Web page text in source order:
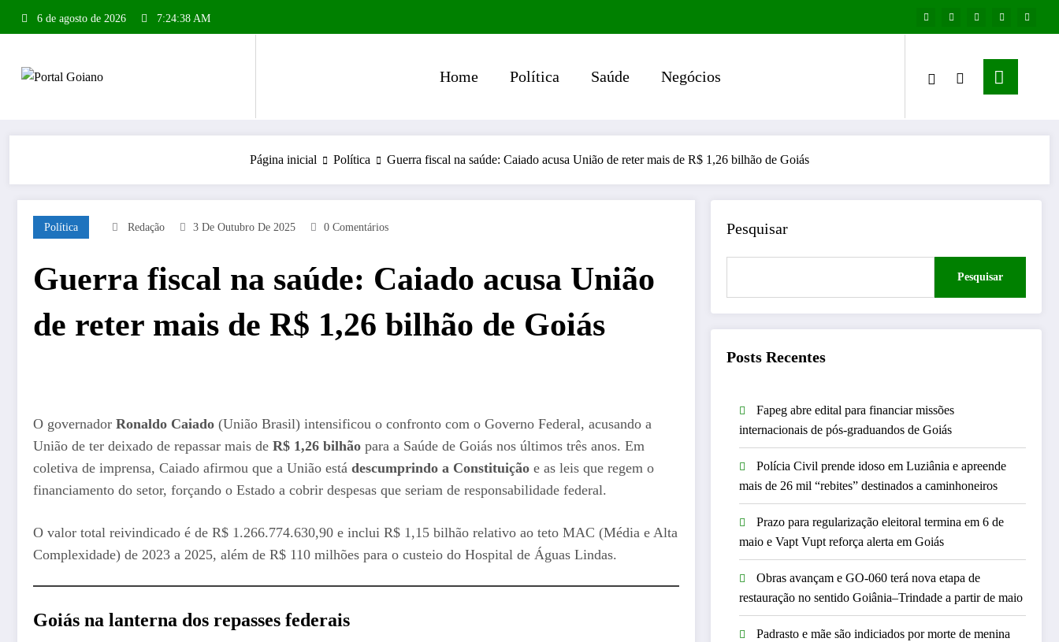
conteúdo
6 de agosto de 2026 7:24:39 AM
Home Política Saúde Negócios
Página inicial Política Guerra fiscal na saúde: Caiado acusa União de reter mais de R$ 1,26 bilhão de Goiás
Política Redação 3 De Outubro De 2025 0 Comentários
Guerra fiscal na saúde: Caiado acusa União
de reter mais de R$ 1,26 bilhão de Goiás
O governador Ronaldo Caiado (União Brasil) intensificou o confronto com o Governo Federal, acusando a
União de ter deixado de repassar mais de R$ 1,26 bilhão para a Saúde de Goiás nos últimos três anos. Em
coletiva de imprensa, Caiado afirmou que a União está descumprindo a Constituição e as leis que regem o
financiamento do setor, forçando o Estado a cobrir despesas que seriam de responsabilidade federal.
O valor total reivindicado é de R$ 1.266.774.630,90 e inclui R$ 1,15 bilhão relativo ao teto MAC (Média e Alta
Complexidade) de 2023 a 2025, além de R$ 110 milhões para o custeio do Hospital de Águas Lindas.
Goiás na lanterna dos repasses federais
Pesquisar
Pesquisar
Posts Recentes
Fapeg abre edital para financiar missões
internacionais de pós-graduandos de Goiás
Polícia Civil prende idoso em Luziânia e apreende
mais de 26 mil “rebites” destinados a caminhoneiros
Prazo para regularização eleitoral termina em 6 de
maio e Vapt Vupt reforça alerta em Goiás
Obras avançam e GO-060 terá nova etapa de
restauração no sentido Goiânia–Trindade a partir de maio
Padrasto e mãe são indiciados por morte de menina